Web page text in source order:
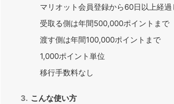
マリオット会員登録から60日以上経過
受取る側は年間500,000ポイントまで
渡す側は年間100,000ポイントまで
1,000ポイント単位
移行手数料なし
こんな使い方